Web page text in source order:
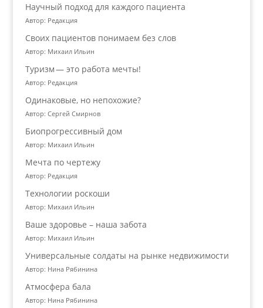
Научный подход для каждого пациента
Автор: Редакция
Своих пациентов понимаем без слов
Автор: Михаил Ильин
Туризм — это работа мечты!
Автор: Редакция
Одинаковые, но непохожие?
Автор: Сергей Смирнов
Биопрогрессивный дом
Автор: Михаил Ильин
Мечта по чертежу
Автор: Редакция
Технологии роскоши
Автор: Михаил Ильин
Ваше здоровье – наша забота
Автор: Михаил Ильин
Универсальные солдаты на рынке недвижимости
Автор: Нина Рябинина
Атмосфера бала
Автор: Нина Рябинина